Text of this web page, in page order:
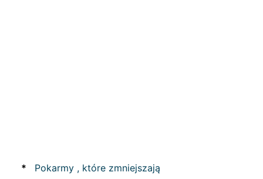
*
Pokarmy , które zmniejszają